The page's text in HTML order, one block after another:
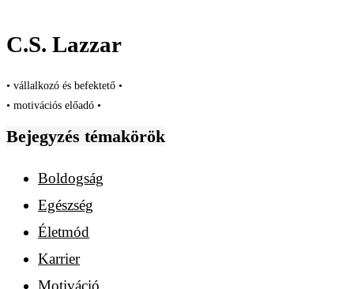
C.S. Lazzar
• vállalkozó és befektető •
• motivációs előadó •
Bejegyzés témakörök
Boldogság
Egészség
Életmód
Karrier
Motiváció